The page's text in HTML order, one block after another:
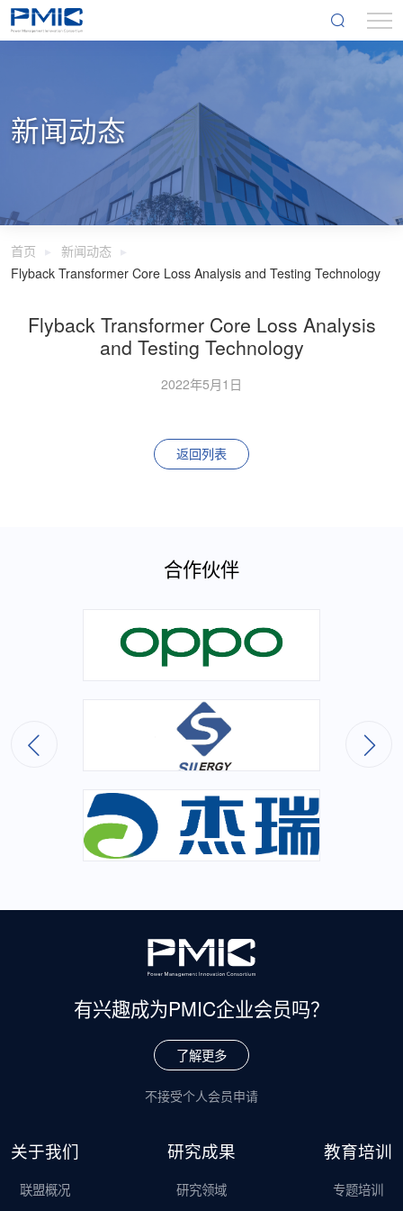
新闻动态
首页
新闻动态
Flyback Transformer Core Loss Analysis and Testing Technology
Flyback Transformer Core Loss Analysis
and Testing Technology
2022年5月1日
返回列表
合作伙伴
有兴趣成为PMIC企业会员吗？
了解更多
不接受个人会员申请
关于我们
联盟概况
研究成果
研究领域
教育培训
专题培训